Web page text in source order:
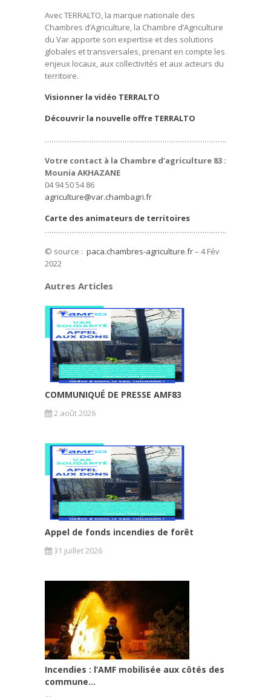
Avec TERRALTO, la marque nationale des
Chambres d’Agriculture, la Chambre d’Agriculture
du Var apporte son expertise et des solutions
globales et transversales, prenant en compte les
enjeux locaux, aux collectivités et aux acteurs du
territoire.
Visionner la vidéo TERRALTO
Découvrir la nouvelle offre TERRALTO
……………………………………………………………………………
Votre contact à la Chambre d’agriculture 83 :
Mounia AKHAZANE
04 94 50 54 86
agriculture@var.chambagri.fr
Carte des animateurs de territoires
……………………………………………………………………………
© source : paca.chambres-agriculture.fr– 4 Fév
2022
Autres Articles
COMMUNIQUÉ DE PRESSE AMF83
2 août 2026
Appel de fonds incendies de forêt
31 juillet 2026
Incendies : l’AMF mobilisée aux côtés des
commune...